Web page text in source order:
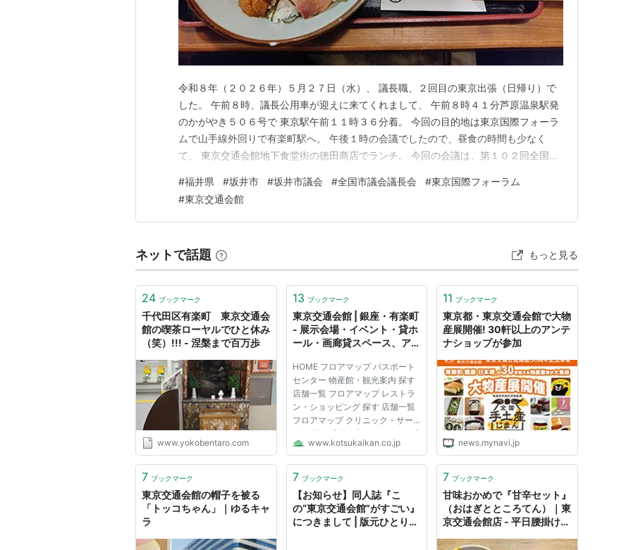
令和８年（２０２６年）５月２７日（水）、 議長職、２回目の東京出張（日帰り）で
した。 午前８時、議長公用車が迎えに来てくれまして、 午前８時４１分芦原温泉駅発
のかがやき５０６号で 東京駅午前１１時３６分着。 今回の目的地は東京国際フォーラ
ムで山手線外回りで有楽町駅へ。 午後１時の会議でしたので、昼食の時間も少なく
て、 東京交通会館地下食堂街の徳田商店でランチ。 今回の会議は、第１０２回全国市
しておりました。 久しぶりに高市早苗総理の肉声を聞きましたが、 落ち着いてしっか
りとしたご挨拶で、さすがでした。 前回の東京出…
#福井県 #坂井市 #坂井市議会 #全国市議会議長会 #東京国際フォーラム
#東京交通会館
ネットで話題 もっと見る
24 ブックマーク
千代田区有楽町 東京交通会
館の喫茶ローヤルでひと休み
（笑）!!! - 涅槃まで百万歩
www.yokobentaro.com
13 ブックマーク
東京交通会館 | 銀座・有楽町
- 展示会場・イベント・貸ホ
ール・画廊貸スペース、アン
– パスポート、イベントホー
ル・画廊のレンタルスペー
ス、グルメ、お食事、ショッ
ピング
HOME フロアマップ パスポート
センター 物産館・観光案内 探す
店舗一覧 フロアマップ レストラ
ン・ショッピング 探す 店舗一覧
フロアマップ クリニック・サー
ビス 探す 店舗一覧 フロアマップ
展催事場・会議室 イベント一覧
クセス・駐車場 アクセス 駐車
www.kotsukaikan.co.jp
11 ブックマーク
東京都・東京交通会館で大物
産展開催! 30軒以上のアンテ
ナショップが参加
news.mynavi.jp
7 ブックマーク
東京交通会館の帽子を被る
「トッコちゃん」｜ゆるキャ
ラ
7 ブックマーク
【お知らせ】同人誌『こ
の“東京交通会館”がすごい』
につきまして | 版元ひとり公
7 ブックマーク
甘味おかめで『甘辛セット』
（おはぎとところてん）｜東
京交通会館店 - 平日腰掛け